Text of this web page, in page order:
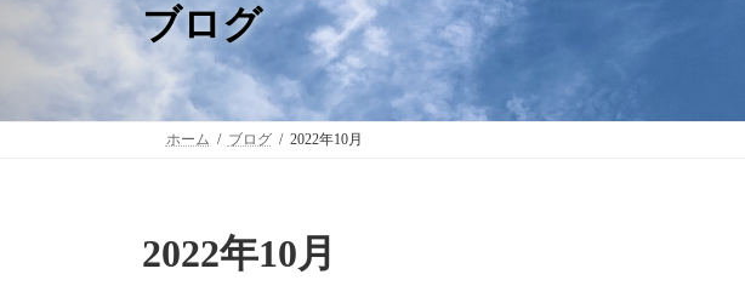
ブログ
ホーム ブログ 2022年10月
2022年10月